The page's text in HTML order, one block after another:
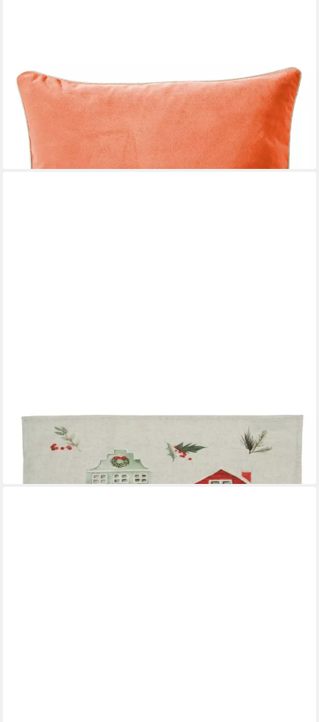
PICHLER
Kissenhülle Velours uni Kissenhülle 2er Set 51 x 51 cm MELVA
Rechteck mandarin, (2 Stück), Kissenbezug für Dekokissen
Zierkissen Kissenhülle
47,90 €
lieferbar - in 2-3 Werktagen bei dir
Geschirrtuch Knut - X Mas Time Rot, (1x Geschirrtuch 50 x 70
cm), aus 100% Baumwolle
lieferbar - in 2-3 Werktagen bei dir